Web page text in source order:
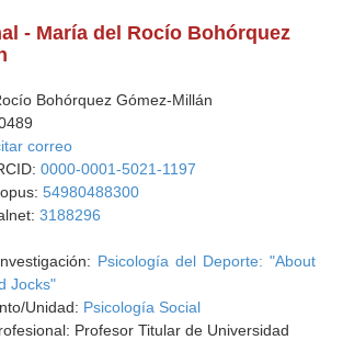
- María del Rocío Bohórquez
Bohórquez Gómez-Millán
correo
0000-0001-5021-1197
54980488300
3188296
Psicología del Deporte: "About
Jocks"
Unidad: Psicología Social
Profesor Titular de Universidad